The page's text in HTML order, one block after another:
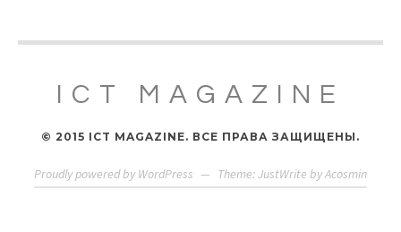
ICT MAGAZINE
© 2015 ICT MAGAZINE. ВСЕ ПРАВА ЗАЩИЩЕНЫ.
Proudly powered by WordPress — Theme: JustWrite byAcosmin